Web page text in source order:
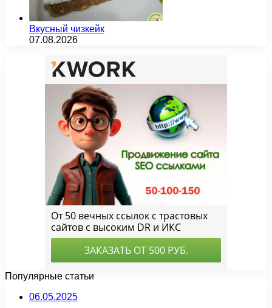
Вкусный чизкейк
07.08.2026
Популярные статьи
06.05.2025